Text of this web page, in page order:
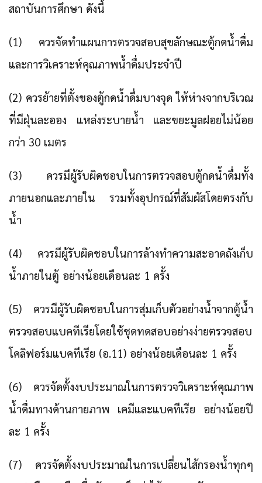
สถาบันการศึกษา ดังนี้
(1) ควรจัดทำแผนการตรวจสอบสุขลักษณะตู้กดน้ำดื่ม
และการวิเคราะห์คุณภาพน้ำดื่มประจำปี
(2) ควรย้ายที่ตั้งของตู้กดน้ำดื่มบางจุด ให้ห่างจากบริเวณ
ที่มีฝุ่นละออง แหล่งระบายน้ำ และขยะมูลฝอยไม่น้อย
กว่า 30 เมตร
(3) ควรมีผู้รับผิดชอบในการตรวจสอบตู้กดน้ำดื่มทั้ง
ภายนอกและภายใน รวมทั้งอุปกรณ์ที่สัมผัสโดยตรงกับ
น้ำ
(4) ควรมีผู้รับผิดชอบในการล้างทำความสะอาดถังเก็บ
น้ำภายในตู้ อย่างน้อยเดือนละ 1 ครั้ง
(5) ควรมีผู้รับผิดชอบในการสุ่มเก็บตัวอย่างน้ำจากตู้น้ำ
ตรวจสอบแบคทีเรียโดยใช้ชุดทดสอบอย่างง่ายตรวจสอบ
โคลิฟอร์มแบคทีเรีย (อ.11) อย่างน้อยเดือนละ 1 ครั้ง
(6) ควรจัดตั้งงบประมาณในการตรวจวิเคราะห์คุณภาพ
น้ำดื่มทางด้านกายภาพ เคมีและแบคทีเรีย อย่างน้อยปี
ละ 1 ครั้ง
(7) ควรจัดตั้งงบประมาณในการเปลี่ยนไส้กรองน้ำทุกๆ